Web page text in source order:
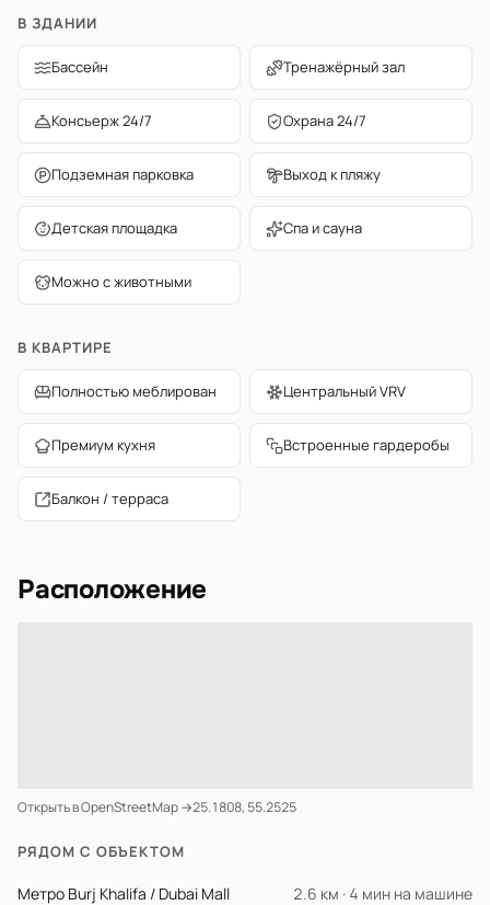
В ЗДАНИИ
Бассейн Тренажёрный зал
Консьерж 24/7 Охрана 24/7
Подземная парковка Выход к пляжу
Детская площадка Спа и сауна
Можно с животными
В КВАРТИРЕ
Полностью меблирован Центральный VRV
Премиум кухня Встроенные гардеробы
Балкон / терраса
Расположение
Открыть в OpenStreetMap →25.1808, 55.2525
РЯДОМ С ОБЪЕКТОМ
Метро Burj Khalifa / Dubai Mall 2.6 км · 4 мин на машине